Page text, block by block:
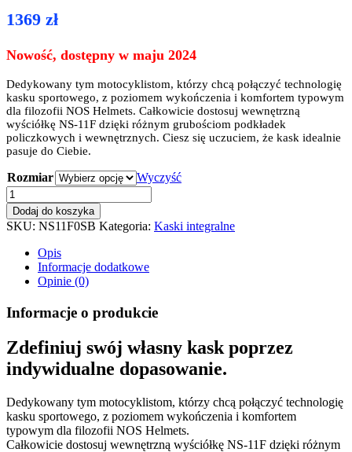
1369 zł
Nowość, dostępny w maju 2024
Dedykowany tym motocyklistom, którzy chcą połączyć technologię
kasku sportowego, z poziomem wykończenia i komfortem typowym
dla filozofii NOS Helmets. Całkowicie dostosuj wewnętrzną
wyściółkę NS-11F dzięki różnym grubościom podkładek
policzkowych i wewnętrznych. Ciesz się uczuciem, że kask idealnie
pasuje do Ciebie.
Rozmiar
Wyczyść
Kask
Integralny
NS-
11F
FULL
FACE
SHURE
BLUE
quantity
Dodaj do koszyka
SKU: NS11F0SB Kategoria: Kaski integralne
Opis
Informacje dodatkowe
Opinie (0)
Informacje o produkcie
Zdefiniuj swój własny kask poprzez
indywidualne dopasowanie.
Dedykowany tym motocyklistom, którzy chcą połączyć technologię
kasku sportowego, z poziomem wykończenia i komfortem
typowym dla filozofii NOS Helmets.
Całkowicie dostosuj wewnętrzną wyściółkę NS-11F dzięki różnym